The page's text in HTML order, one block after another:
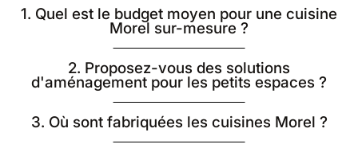
1. Quel est le budget moyen pour une cuisine
Morel sur-mesure ?
2. Proposez-vous des solutions
d'aménagement pour les petits espaces ?
3. Où sont fabriquées les cuisines Morel ?